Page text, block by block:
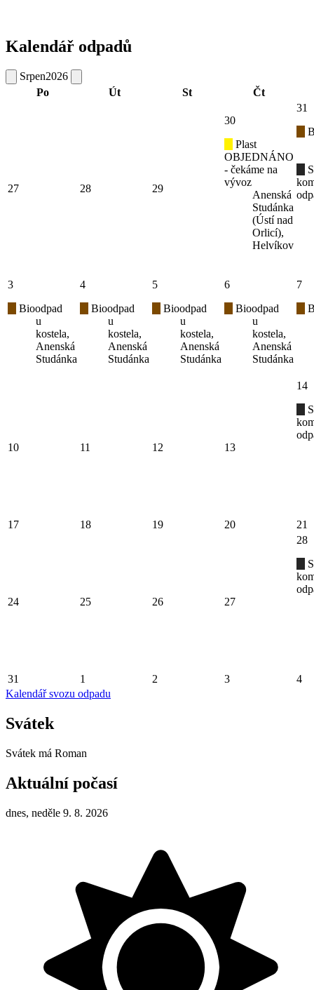
Kalendář odpadů
Srpen2026
Po
Út St Čt
27 28 29
30
Plast
OBJEDNÁNO
- čekáme na
vývoz
Anenská
Studánka
(Ústí nad
Orlicí),
Helvíkov
31
3
Bioodpad
u
kostela,
Anenská
Studánka
4
Bioodpad
u
kostela,
Anenská
Studánka
5
Bioodpad
u
kostela,
Anenská
Studánka
6
Bioodpad
u
kostela,
Anenská
Studánka
7
10 11 12 13
14
17 18 19 20 21
24 25 26 27
28
31 1 2 3
4
Kalendář svozu odpadu
Svátek
Svátek má Roman
Aktuální počasí
dnes, neděle 9. 8. 2026